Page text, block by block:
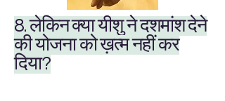
8. लेकिन क्या यीशु ने दशमांश देने
की योजना को ख़त्म नहीं कर
दिया?